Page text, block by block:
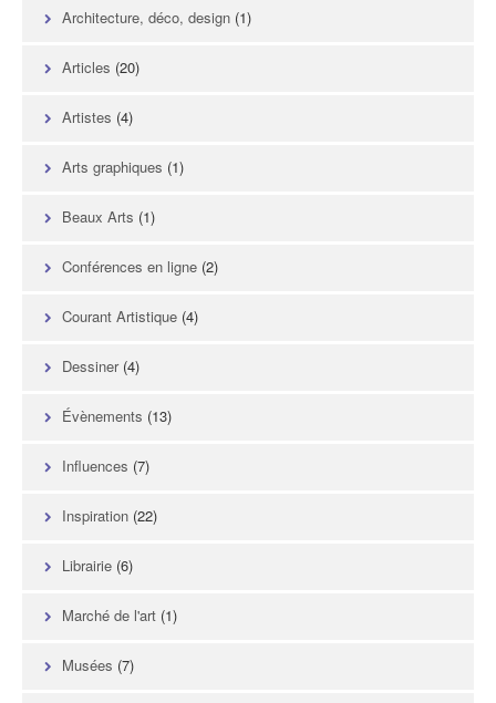
Architecture, déco, design (1)
Articles (20)
Artistes (4)
Arts graphiques (1)
Beaux Arts (1)
Conférences en ligne (2)
Courant Artistique (4)
Dessiner(4)
Évènements (13)
Influences (7)
Inspiration (22)
Librairie (6)
Marché de l'art (1)
Musées (7)